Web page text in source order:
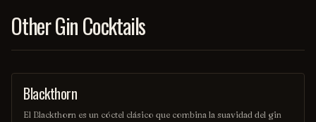
Other Gin Cocktails
ORDINARY DRINK
Blackthorn
El Blackthorn es un cóctel clásico que combina la suavidad del gin